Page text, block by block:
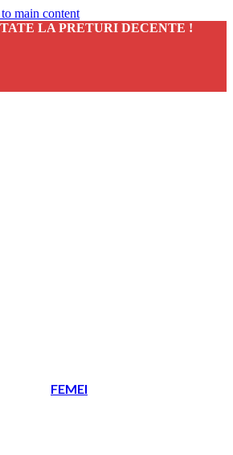
main content
LA PRETURI DECENTE !
FEMEI